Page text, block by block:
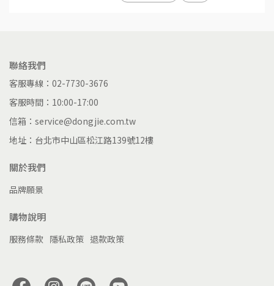
聯絡我們
客服專線：02-7730-3676
客服時間：10:00-17:00
信箱：service@dongjie.com.tw
地址：台北市中山區松江路139號12樓
關於我們
品牌願景
購物說明
服務條款 隱私政策 退款政策